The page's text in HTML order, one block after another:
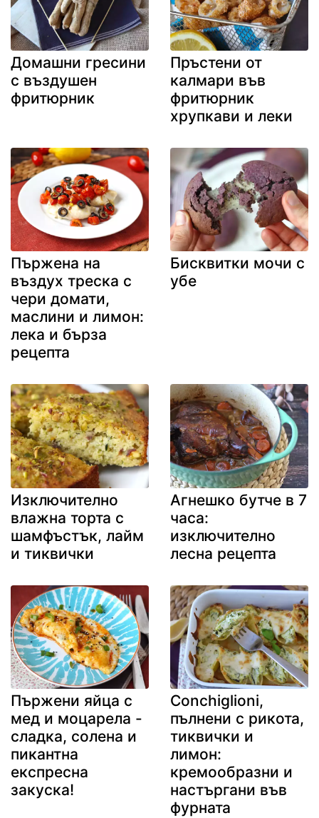
Домашни гресини
с въздушен
фритюрник
Пръстени от
калмари във
фритюрник
хрупкави и леки
Пържена на
въздух треска с
чери домати,
маслини и лимон:
лека и бърза
рецепта
Бисквитки мочи с
убе
Изключително
влажна торта с
шамфъстък, лайм
и тиквички
Агнешко бутче в 7
часа:
изключително
лесна рецепта
Пържени яйца с
мед и моцарела -
сладка, солена и
пикантна
експресна
закуска!
Conchiglioni,
пълнени с рикота,
тиквички и
лимон:
кремообразни и
настъргани във
фурната